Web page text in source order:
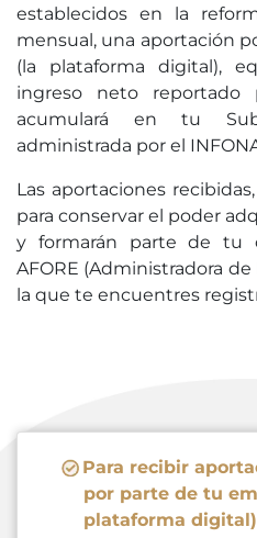
establecidos en la
mensual, una aportación
(la plataforma digital),
ingreso neto
acumulará en tu
administrada por el
Las aportaciones
para conservar el poder
y formarán parte de tu
AFORE (Administradora
la que te encuentres
Para recibir
por parte de tu
plataforma